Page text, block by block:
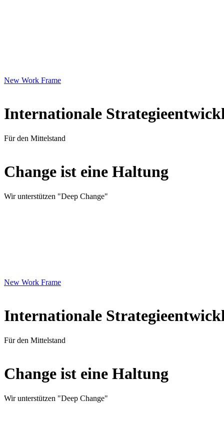
New Work Frame
Internationale
Für den Mittelstand
Change ist eine Haltung
Wir unterstützen "Deep Change"
New Work Frame
Internationale
Für den Mittelstand
Change ist eine Haltung
Wir unterstützen "Deep Change"